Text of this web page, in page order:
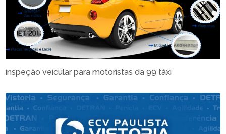
inspeção veicular para motoristas da 99 táxi